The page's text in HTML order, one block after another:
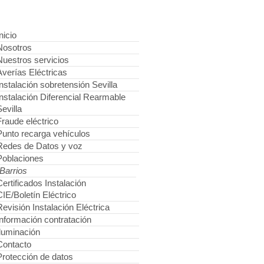
servicios
Eléctricas
sobretensión Sevilla
Diferencial Rearmable
eléctrico
recarga vehículos
de Datos y voz
Instalación
Boletín Eléctrico
Instalación Eléctrica
contratación
de datos